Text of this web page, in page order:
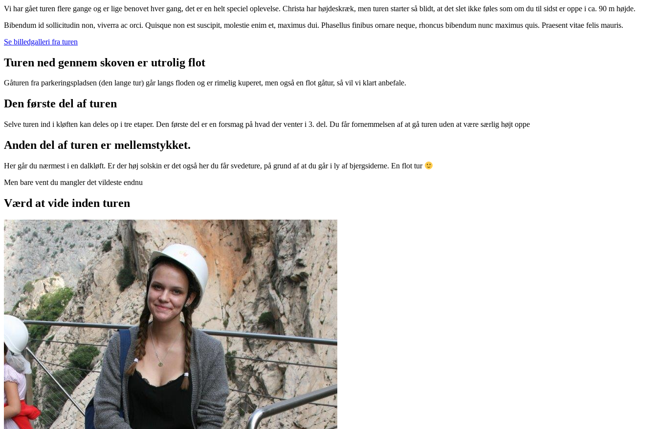
Vi har gået turen flere gange og er lige benovet hver gang, det er en helt speciel oplevelse. Christa har højdeskræk, men turen starter så blidt, at det slet ikke føles som om du til sidst er oppe i ca. 90 m højde.
Bibendum id sollicitudin non, viverra ac orci. Quisque non est suscipit, molestie enim et, maximus dui. Phasellus finibus ornare neque, rhoncus bibendum nunc maximus quis. Praesent vitae felis mauris.
Se billedgalleri fra turen
Turen ned gennem skoven er utrolig flot
Gåturen fra parkeringspladsen (den lange tur) går langs floden og er rimelig kuperet, men også en flot gåtur, så vil vi klart anbefale.
Den første del af turen
Selve turen ind i kløften kan deles op i tre etaper. Den første del er en forsmag på hvad der venter i 3. del. Du får fornemmelsen af at gå turen uden at være særlig højt oppe
Anden del af turen er mellemstykket.
Her går du nærmest i en dalkløft. Er der høj solskin er det også her du får svedeture, på grund af at du går i ly af bjergsiderne. En flot tur
Men bare vent du mangler det vildeste endnu
Værd at vide inden turen